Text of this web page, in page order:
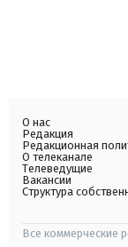
О нас
Редакция
Редакционная
О телеканале
Телеведущие
Вакансии
Структура
Все коммерческие